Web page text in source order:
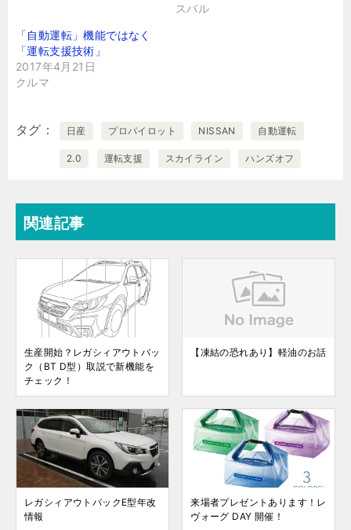
スバル
「自動運転」機能ではなく
「運転支援技術」
2017年4月21日
クルマ
タグ 日産 プロパイロット NISSAN 自動運転
2.0 運転支援 スカイライン ハンズオフ
関連記事
生産開始？レガシィアウトバッ
ク（BT D型）取説で新機能を
チェック！
【凍結の恐れあり】軽油のお話
レガシィアウトバックE型年改
情報
来場者プレゼントあります！レ
ヴォーグ DAY 開催！